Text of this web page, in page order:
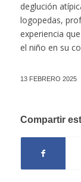
deglución
logopedas,
experiencia
el niño en su
13 FEBRERO 2025
Compartir